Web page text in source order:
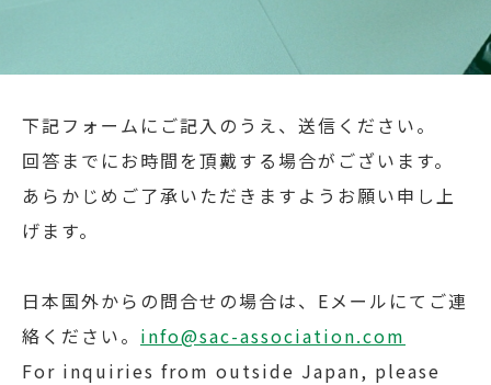
下記フォームにご記入のうえ、送信ください。
回答までにお時間を頂戴する場合がございます。
あらかじめご了承いただきますようお願い申し上
げます。
日本国外からの問合せの場合は、Eメールにてご連
絡ください。 info@sac-association.com
For inquiries from outside Japan, please